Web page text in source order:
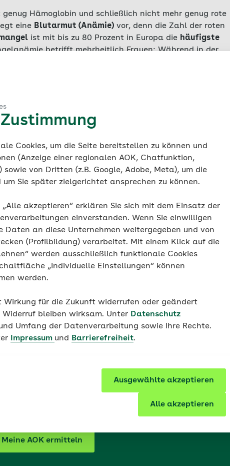
Cookies, um die Seite bereitstellen zu können und
(Anzeige einer regionalen AOK, Chatfunktion,
von Dritten (z.B. Google, Adobe, Meta), um die
um Sie später zielgerichtet ansprechen zu können.
akzeptieren“ erklären Sie sich mit dem Einsatz der
einverstanden. Wenn Sie einwilligen
Daten an diese Unternehmen weitergegeben und von
(Profilbildung) verarbeitet. Mit einem Klick auf die
werden ausschließlich funktionale Cookies
„Individuelle Einstellungen“ können
werden.
Wirkung für die Zukunft widerrufen oder geändert
bleiben wirksam. Unter Datenschutz
Umfang der Datenverarbeitung sowie Ihre Rechte.
Impressum und Barrierefreiheit.
Ausgewählte akzeptieren
Alle akzeptieren
Hämoglobin und schließlich nicht mehr genug rote
eine Blutarmut (Anämie) vor, denn die Zahl der roten
ist mit bis zu 80 Prozent in Europa die häufigste
betrifft mehrheitlich Frauen: Während in der
im oberen Teil des Dünndarms. Je nachdem,
konstant zu halten,
müssen täglich nur
Mineralstoffs zugeführt, um den Eisenspiegel konstant zu
an Eisen aus der Nahrung ziehen.
und einer Eisenmangelanämie zu unterscheiden
im Körper zu niedrig, aber der Gehalt an Hämoglobin in
hoch. Im Blutbild zeigt sich ein
erniedrigtes
Hämoglobinwert unter einem bestimmten Grenzwert
bietet die AOKzum Thema
sich regional. Mit der Eingabe Ihrer Postleitzahl können wir
und passende Leistungen Ihrer AOK anzeigen.
Meine AOK ermitteln